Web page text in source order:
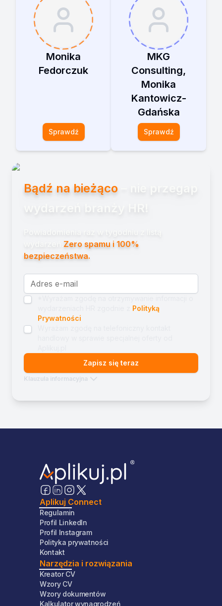
Monika
Fedorczuk
Sprawdź
MKG
Consulting,
Monika
Kantowicz-
Gdańska
Sprawdź
Bądź na bieżąco
Zero spamu i 100%
bezpieczeństwa.
Polityką
Prywatności
Zapisz się teraz
Klauzula informacyjna
Aplikuj Connect
Regulamin
Profil LinkedIn
Profil Instagram
Polityka prywatności
Kontakt
Narzędzia i rozwiązania
Kreator CV
Wzory CV
Wzory dokumentów
Kalkulator wynagrodzeń